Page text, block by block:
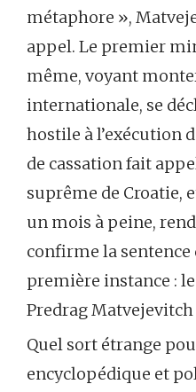
métaphore »,
appel. Le premier
même, voyant
internationale, se
hostile à l’exécution
de cassation fait
suprême de Croatie,
un mois à peine,
confirme la
première instance :
Predrag
Quel sort étrange
encyclopédique et